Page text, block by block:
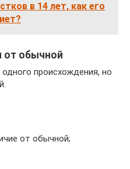
в 14 лет, как его
от обычной
одного происхождения, но
от обычной;